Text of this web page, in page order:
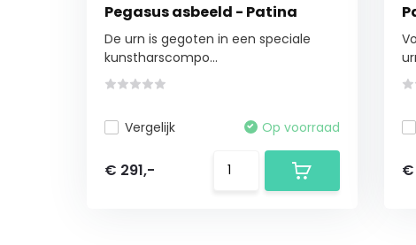
Pegasus asbeeld - Patina
De urn is gegoten in een speciale
kunstharscompo...
Vergelijk Op voorraad
€ 291,- €